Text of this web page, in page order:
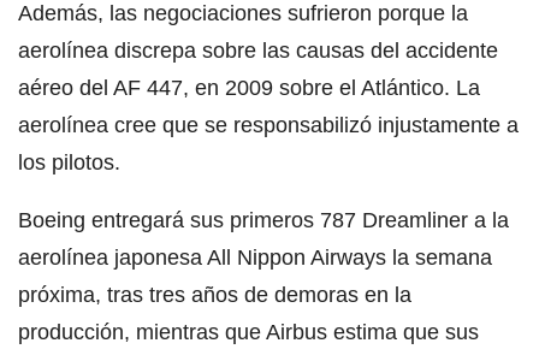
Además, las negociaciones sufrieron porque la
aerolínea discrepa sobre las causas del accidente
aéreo del AF 447, en 2009 sobre el Atlántico. La
aerolínea cree que se responsabilizó injustamente a
los pilotos.
Boeing entregará sus primeros 787 Dreamliner a la
aerolínea japonesa All Nippon Airways la semana
próxima, tras tres años de demoras en la
producción, mientras que Airbus estima que sus